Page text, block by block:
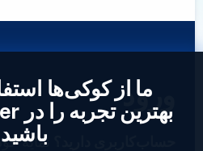
ورود
نمایه
ما از کوکی‌ها